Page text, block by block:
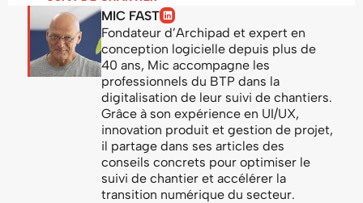
MIC FAST
Fondateur d’Archipad et expert en
conception logicielle depuis plus de
40 ans, Mic accompagne les
professionnels du BTP dans la
digitalisation de leur suivi de chantiers.
Grâce à son expérience en UI/UX,
innovation produit et gestion de projet,
il partage dans ses articles des
conseils concrets pour optimiser le
suivi de chantier et accélérer la
transition numérique du secteur.